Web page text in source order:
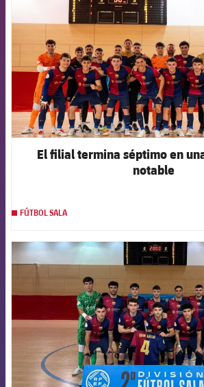
El filial termina séptimo en
notable
FÚTBOL SALA
FCB